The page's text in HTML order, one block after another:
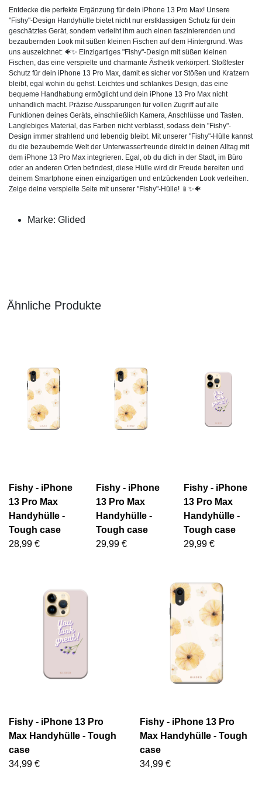
Entdecke die perfekte Ergänzung für dein iPhone 13 Pro Max! Unsere
"Fishy"-Design Handyhülle bietet nicht nur erstklassigen Schutz für dein
geschätztes Gerät, sondern verleiht ihm auch einen faszinierenden und
bezaubernden Look mit süßen kleinen Fischen auf dem Hintergrund. Was
uns auszeichnet: 🐠✨ Einzigartiges "Fishy"-Design mit süßen kleinen
Fischen, das eine verspielte und charmante Ästhetik verkörpert. Stoßfester
Schutz für dein iPhone 13 Pro Max, damit es sicher vor Stößen und Kratzern
bleibt, egal wohin du gehst. Leichtes und schlankes Design, das eine
bequeme Handhabung ermöglicht und dein iPhone 13 Pro Max nicht
unhandlich macht. Präzise Aussparungen für vollen Zugriff auf alle
Funktionen deines Geräts, einschließlich Kamera, Anschlüsse und Tasten.
Langlebiges Material, das Farben nicht verblasst, sodass dein "Fishy"-
Design immer strahlend und lebendig bleibt. Mit unserer "Fishy"-Hülle kannst
du die bezaubernde Welt der Unterwasserfreunde direkt in deinen Alltag mit
dem iPhone 13 Pro Max integrieren. Egal, ob du dich in der Stadt, im Büro
oder an anderen Orten befindest, diese Hülle wird dir Freude bereiten und
deinem Smartphone einen einzigartigen und entzückenden Look verleihen.
Zeige deine verspielte Seite mit unserer "Fishy"-Hülle! 📱✨🐠
Marke: Glided
Ähnliche Produkte
Fishy - iPhone
13 Pro Max
Handyhülle -
Tough case
28,99 €
Fishy - iPhone
13 Pro Max
Handyhülle -
Tough case
29,99 €
Fishy - iPhone
13 Pro Max
Handyhülle -
Tough case
29,99 €
Fishy - iPhone 13 Pro
Max Handyhülle - Tough
case
34,99 €
Fishy - iPhone 13 Pro
Max Handyhülle - Tough
case
34,99 €